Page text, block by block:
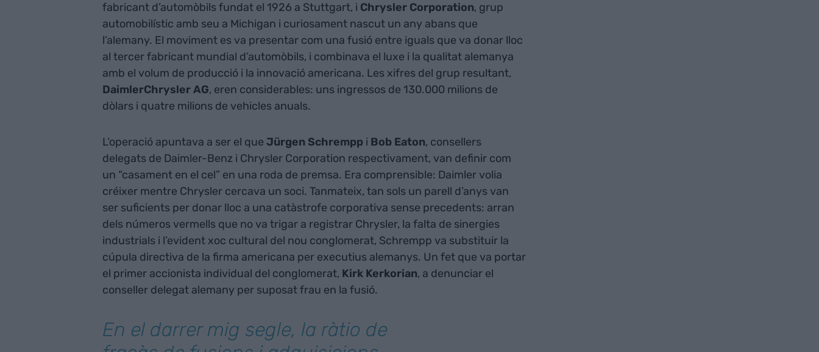
fabricant d’automòbils fundat el 1926 a Stuttgart, i Chrysler Corporation, grup
automobilístic amb seu a Michigan i curiosament nascut un any abans que
l’alemany. El moviment es va presentar com una fusió entre iguals que va donar lloc
al tercer fabricant mundial d’automòbils, i combinava el luxe i la qualitat alemanya
amb el volum de producció i la innovació americana. Les xifres del grup resultant,
DaimlerChrysler AG, eren considerables: uns ingressos de 130.000 milions de
dòlars i quatre milions de vehicles anuals.
L’operació apuntava a ser el que Jürgen Schremppi Bob Eaton, consellers
delegats de Daimler-Benz i Chrysler Corporation respectivament, van definir com
un “casament en el cel” en una roda de premsa. Era comprensible: Daimler volia
créixer mentre Chrysler cercava un soci. Tanmateix, tan sols un parell d’anys van
ser suficients per donar lloc a una catàstrofe corporativa sense precedents: arran
dels números vermells que no va trigar a registrar Chrysler, la falta de sinergies
industrials i l’evident xoc cultural del nou conglomerat, Schrempp va substituir la
cúpula directiva de la firma americana per executius alemanys. Un fet que va portar
el primer accionista individual del conglomerat, Kirk Kerkorian, a denunciar el
conseller delegat alemany per suposat frau en la fusió.
En el darrer mig segle, la ràtio de